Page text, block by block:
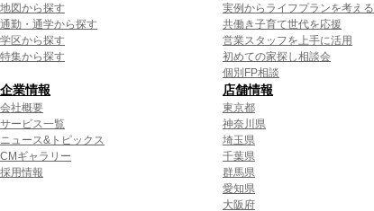
地図から探す
通勤・通学から探す
学区から探す
特集から探す
実例からライフプランを考える
共働き子育て世代を応援
営業スタッフを上手に活用
初めての家探し相談会
個別FP相談
企業情報
会社概要
サービス一覧
ニュース&トピックス
CMギャラリー
採用情報
店舗情報
東京都
神奈川県
埼玉県
千葉県
群馬県
愛知県
大阪府